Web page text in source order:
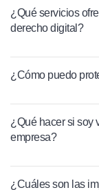
¿Qué servicios
derecho digital?
¿Cómo puedo
¿Qué hacer si soy
empresa?
¿Cuáles son las